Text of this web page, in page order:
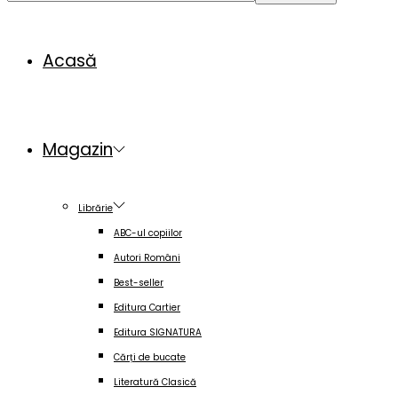
Acasă
Magazin
Librărie
ABC-ul copiilor
Autori Români
Best-seller
Editura Cartier
Editura SIGNATURA
Cărți de bucate
Literatură Clasică